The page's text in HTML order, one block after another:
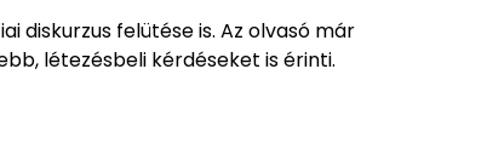
felütése is. Az olvasó már
létezésbeli kérdéseket is érinti.